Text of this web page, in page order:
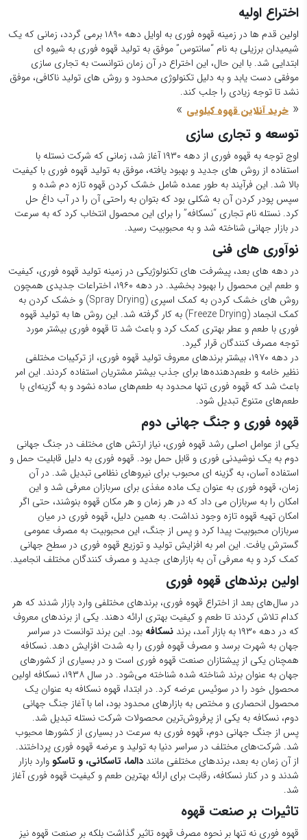
اختراع اولیه
اولین قدم ها در زمینه قهوه فوری به اوایل دهه ۱۸۹۰ برمی گردد، زمانی که یک
شیمیدان برزیلی به نام “سانتوس” موفق به تولید قهوه فوری به شیوه ای
ابتدایی شد. با این حال، این اختراع در آن زمان نتوانست به تجاری سازی
موفقی دست یابد و به دلیل تکنولوژی محدود و روش های تولید ناکافی، موفق
نشد تا توجه زیادی را جلب کند.
« خرید آنلاین قهوه کیلویی »
توسعه و تجاری سازی
اوج توجه به قهوه فوری از دهه ۱۹۳۰ آغاز شد، زمانی که شرکت نستله با
استفاده از روش های جدید و بهبود یافته، موفق به تولید قهوه فوری با کیفیت
بالا شد. این فرآیند به طور عمده شامل خشک کردن قهوه تازه دم شده و
سپس پودر کردن آن به شکلی بود که بتوان به راحتی آن را در آب داغ حل
کرد. نستله نام تجاری “نسکافه” را برای این محصول انتخاب کرد که به سرعت
در بازار جهانی شناخته شد و به محبوبیت رسید.
نوآوری های فنی
در دهه های بعد، پیشرفت های تکنولوژیکی در زمینه تولید قهوه فوری، کیفیت
و طعم این محصول را بهبود بخشید. در دهه ۱۹۶۰، اختراعات جدیدی همچون
روش های خشک کردن به کمک اسپری (Spray Drying) و خشک کردن به
کمک انجماد (Freeze Drying) به کار گرفته شد. این روش ها به تولید قهوه
فوری با طعم و عطر بهتری کمک کرد و باعث شد تا قهوه فوری بیشتر مورد
توجه مصرف کنندگان قرار گیرد.
در دهه ۱۹۷۰، بیشتر برندهای معروف تولید قهوه فوری، از ترکیبات مختلفی
نظیر خامه و طعم‌دهنده‌ها برای جذب بیشتر مشتریان استفاده کردند. این امر
باعث شد که قهوه فوری تنها محدود به طعم‌های ساده نشود و به گزینه‌ای با
طعم‌های متنوع تبدیل شود.
قهوه فوری و جنگ جهانی دوم
یکی از عوامل اصلی رشد قهوه فوری، نیاز ارتش های مختلف در جنگ جهانی
دوم به یک نوشیدنی فوری و قابل حمل بود. قهوه فوری به دلیل قابلیت حمل و
استفاده آسان، به گزینه ای محبوب برای نیروهای نظامی تبدیل شد. در آن
زمان، قهوه فوری به عنوان یک ماده مغذی برای سربازان معرفی شد و این
امکان را به سربازان می داد که در هر زمان و هر مکان قهوه بنوشند، حتی اگر
امکان تهیه قهوه تازه وجود نداشت. به همین دلیل، قهوه فوری در میان
سربازان محبوبیت پیدا کرد و پس از جنگ، این محبوبیت به مصرف عمومی
گسترش یافت. این امر به افزایش تولید و توزیع قهوه فوری در سطح جهانی
کمک کرد و به معرفی آن به بازارهای جدید و مصرف کنندگان مختلف انجامید.
اولین برندهای قهوه فوری
در سال‌های بعد از اختراع قهوه فوری، برندهای مختلفی وارد بازار شدند که هر
کدام تلاش کردند تا طعم و کیفیت بهتری ارائه دهند. یکی از برندهای معروف
که در دهه ۱۹۳۰ به بازار آمد، برند
نسکافه بود. این برند توانست در سراسر
جهان به شهرت برسد و مصرف قهوه فوری را به شدت افزایش دهد. نسکافه
همچنان یکی از پیشتازان صنعت قهوه فوری است و در بسیاری از کشورهای
جهان به عنوان برند شناخته شده شناخته می‌شود. در سال ۱۹۳۸، نسکافه اولین
محصول خود را در سوئیس عرضه کرد. در ابتدا، قهوه نسکافه به عنوان یک
محصول انحصاری و مختص به بازارهای محدود بود، اما با آغاز جنگ جهانی
دوم، نسکافه به یکی از پرفروش‌ترین محصولات شرکت نستله تبدیل شد.
پس از جنگ جهانی دوم، قهوه فوری به سرعت در بسیاری از کشورها محبوب
شد. شرکت‌های مختلف در سراسر دنیا به تولید و عرضه قهوه فوری پرداختند.
از آن زمان به بعد، برندهای مختلفی مانند دالما، تاسکانی، و تاسکو وارد بازار
شدند و در کنار نسکافه، رقابت برای ارائه بهترین طعم و کیفیت قهوه فوری آغاز
شد.
تاثیرات بر صنعت قهوه
قهوه فوری نه تنها بر نحوه مصرف قهوه تاثیر گذاشت بلکه بر صنعت قهوه نیز